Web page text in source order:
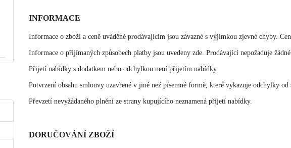
INFORMACE
Informace o zboží a ceně uváděné prodávajícím jsou závazné s výjimkou zjevné chyby.
Informace o přijímaných způsobech platby jsou uvedeny zde. Prodávající nepožaduje
Přijetí nabídky s dodatkem nebo odchylkou není přijetím nabídky.
Potvrzení obsahu smlouvy uzavřené v jiné než písemné formě, které vykazuje odchylky od
Převzetí nevyžádaného plnění ze strany kupujícího neznamená přijetí nabídky.
DORUČOVÁNÍ ZBOŽÍ